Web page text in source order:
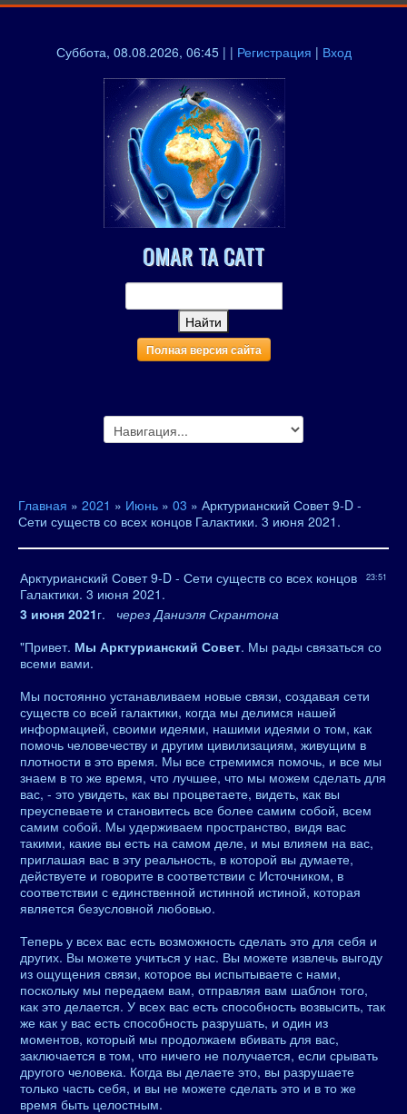
Суббота, 08.08.2026, 06:45 | | Регистрация | Вход
OMAR TA CATT
Полная версия сайта
Главная » 2021 » Июнь » 03 » Арктурианский Совет 9-D -
Сети существ со всех концов Галактики. 3 июня 2021.
23:51
Арктурианский Совет 9-D - Сети существ со всех концов
Галактики. 3 июня 2021.
3 июня 2021г.
через Даниэля Скрантона
"Привет. Мы Арктурианский Совет. Мы рады связаться со
всеми вами.
Мы постоянно устанавливаем новые связи, создавая сети
существ со всей галактики, когда мы делимся нашей
информацией, своими идеями, нашими идеями о том, как
помочь человечеству и другим цивилизациям, живущим в
плотности в это время. Мы все стремимся помочь, и все мы
знаем в то же время, что лучшее, что мы можем сделать для
вас, - это увидеть, как вы процветаете, видеть, как вы
преуспеваете и становитесь все более самим собой, всем
самим собой. Мы удерживаем пространство, видя вас
такими, какие вы есть на самом деле, и мы влияем на вас,
приглашая вас в эту реальность, в которой вы думаете,
действуете и говорите в соответствии с Источником, в
соответствии с единственной истинной истиной, которая
является безусловной любовью.
Теперь у всех вас есть возможность сделать это для себя и
других. Вы можете учиться у нас. Вы можете извлечь выгоду
из ощущения связи, которое вы испытываете с нами,
поскольку мы передаем вам, отправляя вам шаблон того,
как это делается. У всех вас есть способность возвысить, так
же как у вас есть способность разрушать, и один из
моментов, который мы продолжаем вбивать для вас,
заключается в том, что ничего не получается, если срывать
другого человека. Когда вы делаете это, вы разрушаете
только часть себя, и вы не можете сделать это и в то же
время быть целостным.